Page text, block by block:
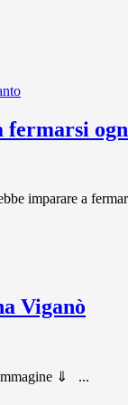
fermarsi
imparare a
Viganò
⇓ ...